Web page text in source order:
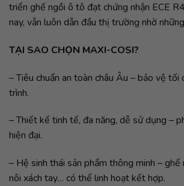
triển ghế ngồi ô tô đạt chứng nhận ECE
nay, vẫn luôn dẫn đầu thị trường nhờ
TẠI SAO CHỌN MAXI-COSI?
– Tiêu chuẩn an toàn châu Âu – bảo vệ tối
trình.
– Thiết kế tinh tế, đa năng, dễ sử dụng –
hiện đại.
– Hệ sinh thái sản phẩm thông minh – ghế
nôi xách tay… có thể linh hoạt kết hợp.